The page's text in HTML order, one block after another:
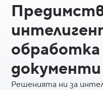
обработка
документи
Решенията ни за